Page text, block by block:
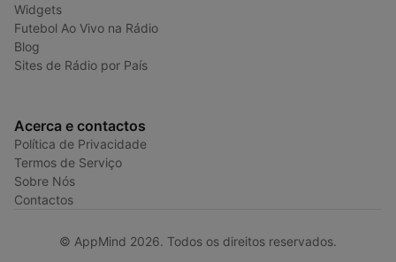
Widgets
Futebol Ao Vivo na Rádio
Blog
Sites de Rádio por País
Acerca e contactos
Política de Privacidade
Termos de Serviço
Sobre Nós
Contactos
© AppMind 2026. Todos os direitos reservados.